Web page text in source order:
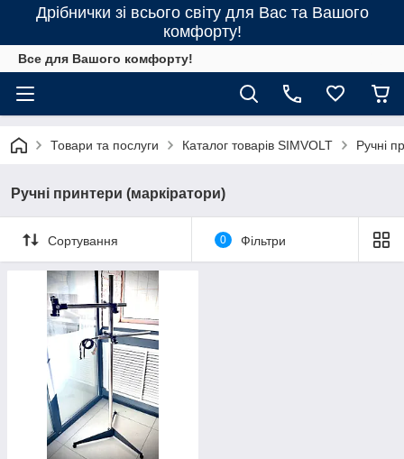
Дрібнички зі всього світу для Вас та Вашого
комфорту!
Все для Вашого комфорту!
Товари та послуги Каталог товарів SIMVOLT Ручні
Ручні принтери (маркіратори)
Сортування 0 Фільтри